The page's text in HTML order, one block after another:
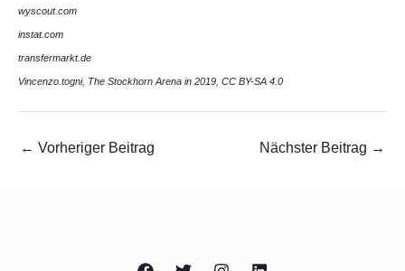
wyscout.com
instat.com
transfermarkt.de
Vincenzo.togni, The Stockhorn Arena in 2019 CC BY-SA 4.0
← Vorheriger Beitrag Nächster Beitrag →